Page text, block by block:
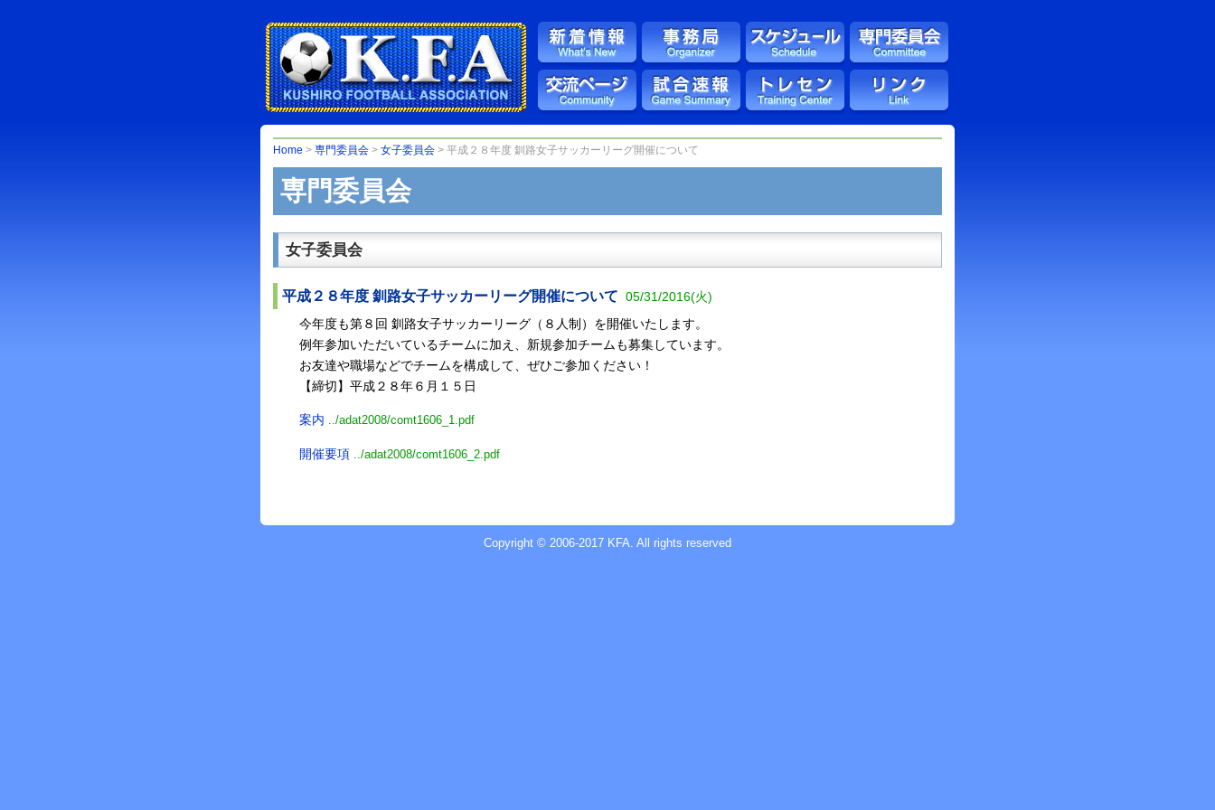
Home >専門委員会 >女子委員会 > 平成２８年度 釧路女子サッカーリーグ開催について
専門委員会
女子委員会
平成２８年度 釧路女子サッカーリーグ開催について05/31/2016(火)
今年度も第８回 釧路女子サッカーリーグ（８人制）を開催いたします。
例年参加いただいているチームに加え、新規参加チームも募集しています。
お友達や職場などでチームを構成して、ぜひご参加ください！
【締切】平成２８年６月１５日
案内 ../adat2008/comt1606_1.pdf
開催要項 ../adat2008/comt1606_2.pdf
Copyright © 2006-2017 KFA. All rights reserved